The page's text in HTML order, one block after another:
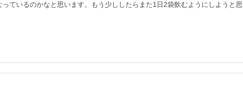
ているのかなと思います。もう少ししたらまた1日2袋飲むようにしようと思